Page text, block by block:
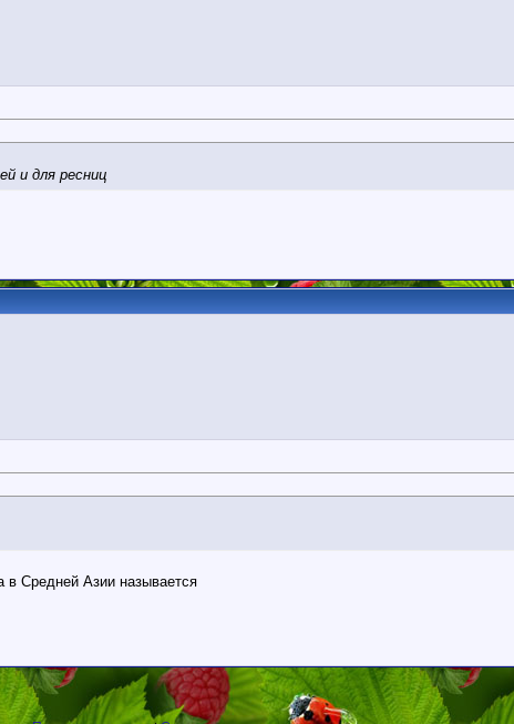
и для ресниц
в Средней Азии называется